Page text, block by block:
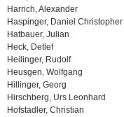
Harrich, Alexander
Haspinger, Daniel Christopher
Hatbauer, Julian
Heck, Detlef
Heilinger, Rudolf
Heusgen, Wolfgang
Hillinger, Georg
Hirschberg, Urs Leonhard
Hofstadler, Christian